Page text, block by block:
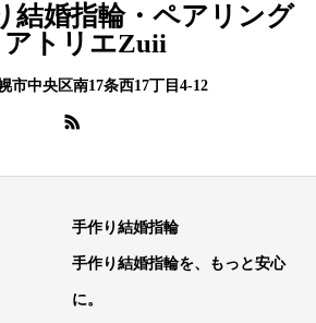
結婚指輪・ペアリング
アトリエZuii
市中央区南17条西17丁目4-12
手作り結婚指輪
手作り結婚指輪を、もっと安心
に。